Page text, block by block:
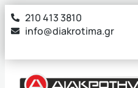
στο
περιεχόμενο
210 413 3810
info@diakrotima.gr